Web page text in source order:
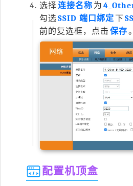
选择连接名称 为
勾选SSID 端口绑定下
前的复选框，点击 保存。
配置机顶盒